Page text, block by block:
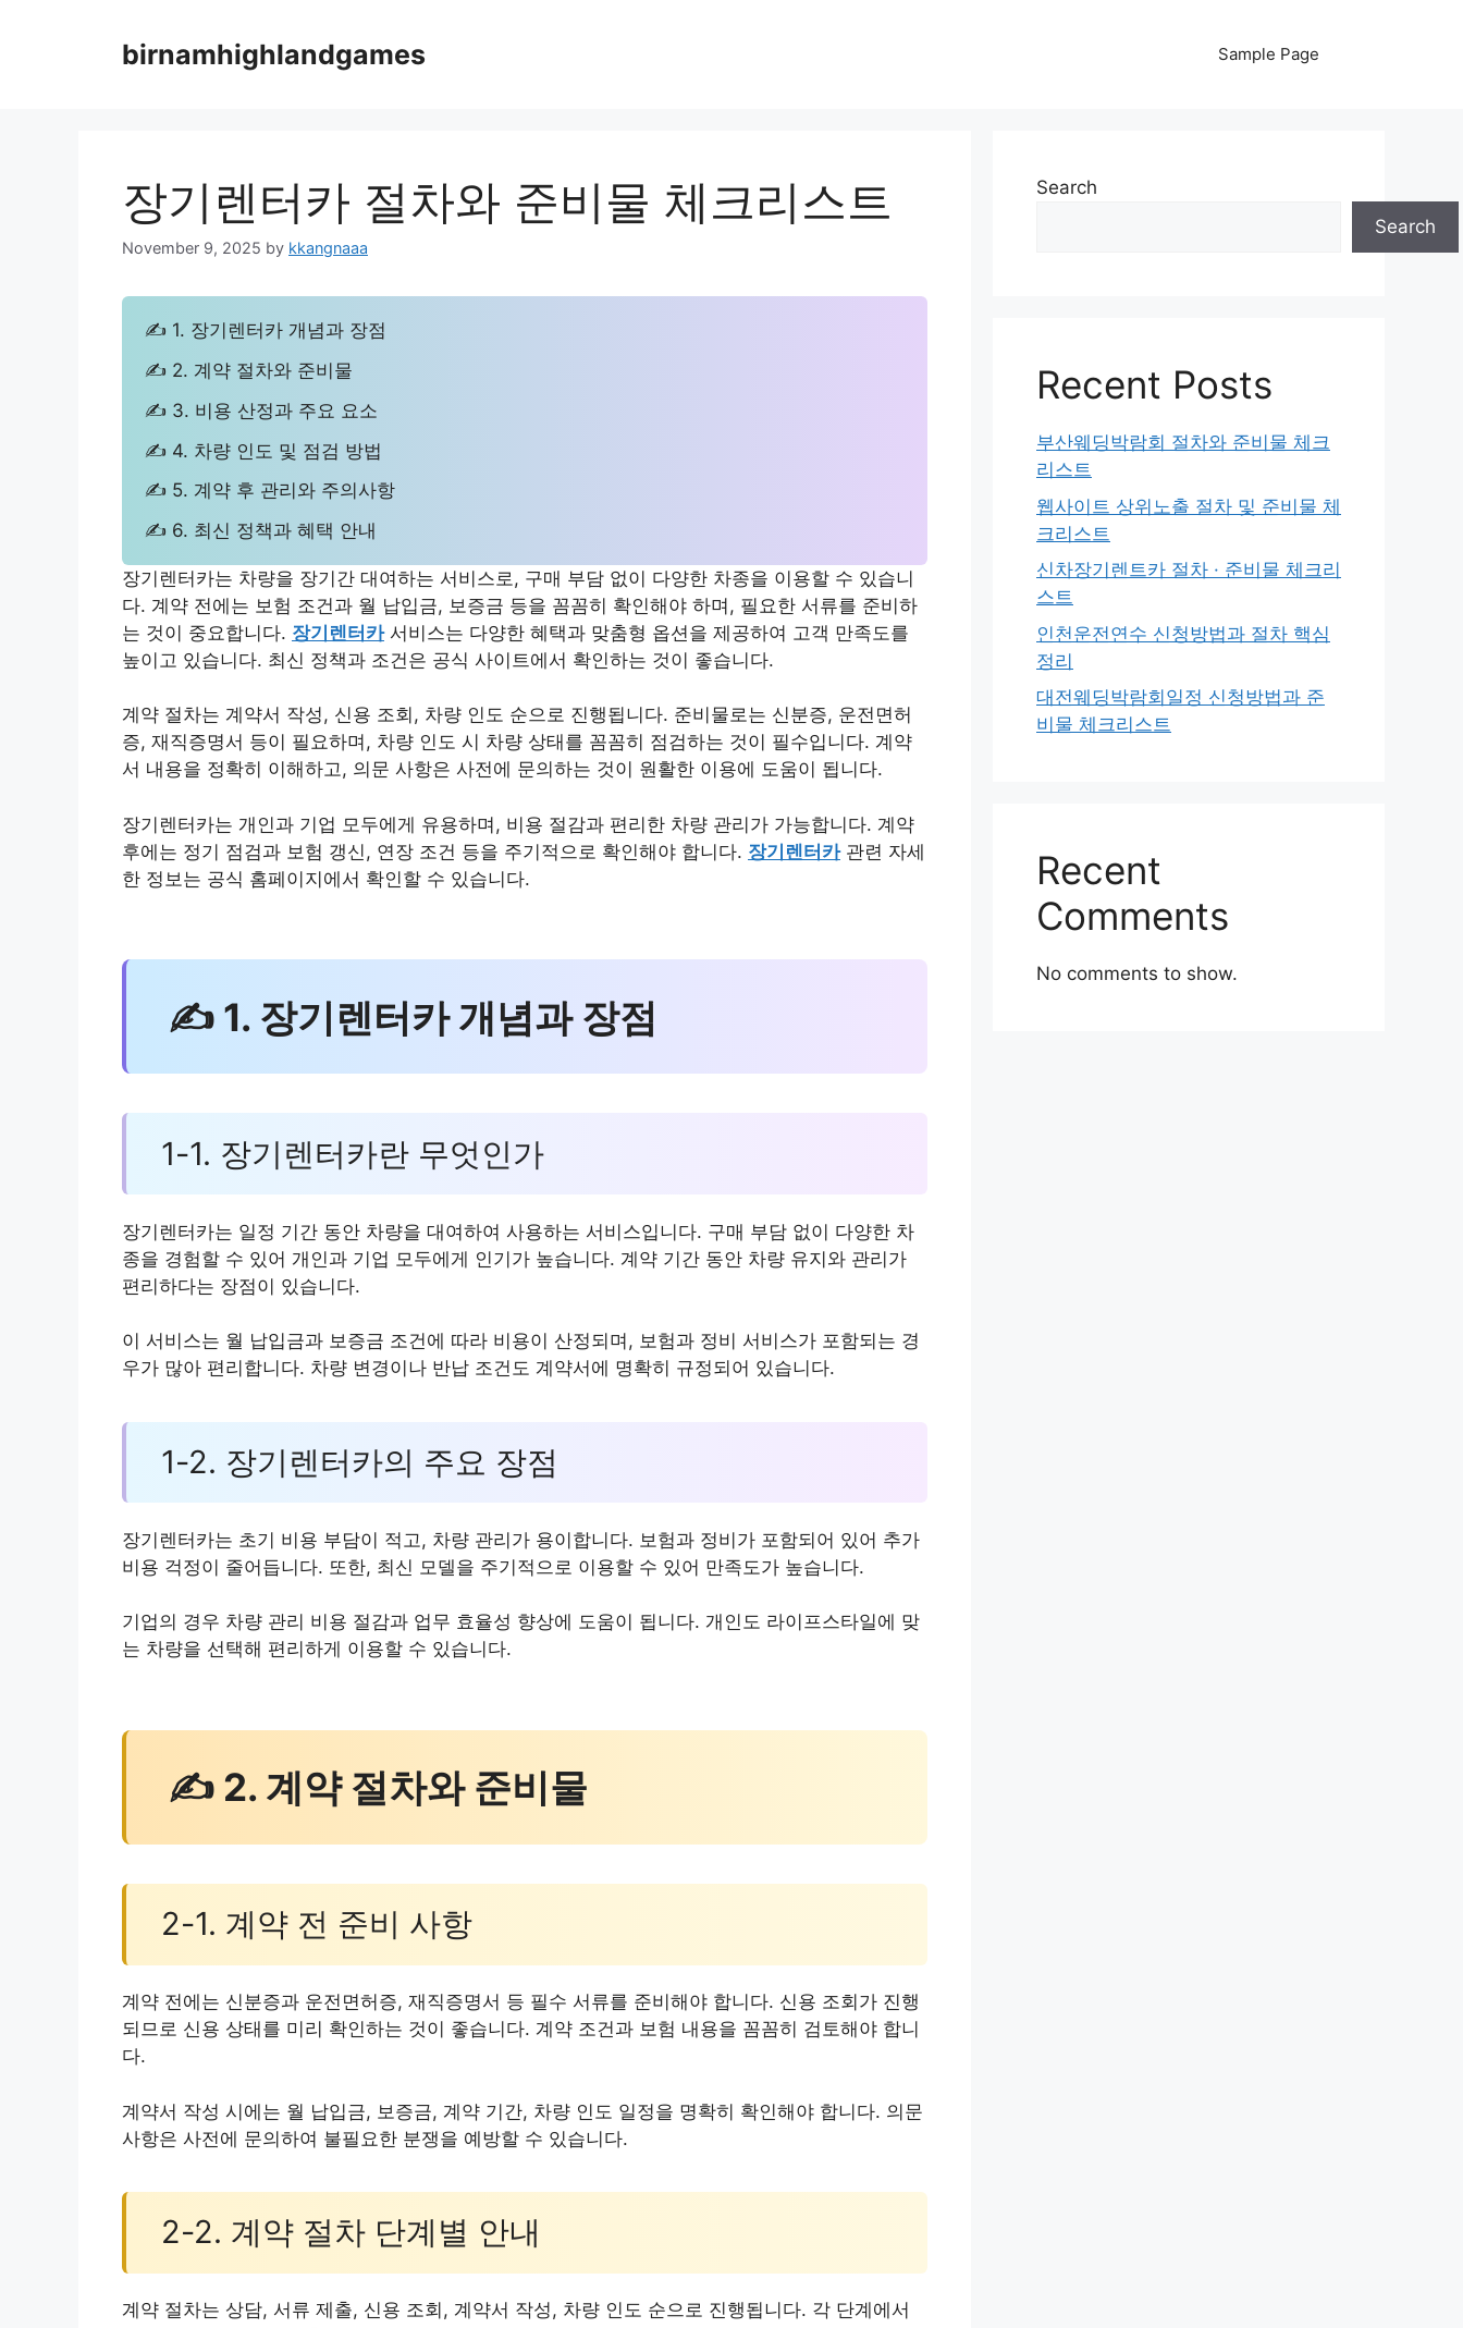
birnamhighlandgames Sample Page
장기렌터카 절차와 준비물 체크리스트
November 9, 2025 by kkangnaaa
✍ 1. 장기렌터카 개념과 장점
✍ 2. 계약 절차와 준비물
✍ 3. 비용 산정과 주요 요소
✍ 4. 차량 인도 및 점검 방법
✍ 5. 계약 후 관리와 주의사항
✍ 6. 최신 정책과 혜택 안내
장기렌터카는 차량을 장기간 대여하는 서비스로, 구매 부담 없이 다양한 차종을 이용할 수 있습니
다. 계약 전에는 보험 조건과 월 납입금, 보증금 등을 꼼꼼히 확인해야 하며, 필요한 서류를 준비하
는 것이 중요합니다. 장기렌터카서비스는 다양한 혜택과 맞춤형 옵션을 제공하여 고객 만족도를
높이고 있습니다. 최신 정책과 조건은 공식 사이트에서 확인하는 것이 좋습니다.
계약 절차는 계약서 작성, 신용 조회, 차량 인도 순으로 진행됩니다. 준비물로는 신분증, 운전면허
증, 재직증명서 등이 필요하며, 차량 인도 시 차량 상태를 꼼꼼히 점검하는 것이 필수입니다. 계약
서 내용을 정확히 이해하고, 의문 사항은 사전에 문의하는 것이 원활한 이용에 도움이 됩니다.
장기렌터카는 개인과 기업 모두에게 유용하며, 비용 절감과 편리한 차량 관리가 가능합니다. 계약
후에는 정기 점검과 보험 갱신, 연장 조건 등을 주기적으로 확인해야 합니다. 장기렌터카관련 자세
한 정보는 공식 홈페이지에서 확인할 수 있습니다.
✍ 1. 장기렌터카 개념과 장점
1-1. 장기렌터카란 무엇인가
장기렌터카는 일정 기간 동안 차량을 대여하여 사용하는 서비스입니다. 구매 부담 없이 다양한 차
종을 경험할 수 있어 개인과 기업 모두에게 인기가 높습니다. 계약 기간 동안 차량 유지와 관리가
편리하다는 장점이 있습니다.
이 서비스는 월 납입금과 보증금 조건에 따라 비용이 산정되며, 보험과 정비 서비스가 포함되는 경
우가 많아 편리합니다. 차량 변경이나 반납 조건도 계약서에 명확히 규정되어 있습니다.
1-2. 장기렌터카의 주요 장점
장기렌터카는 초기 비용 부담이 적고, 차량 관리가 용이합니다. 보험과 정비가 포함되어 있어 추가
비용 걱정이 줄어듭니다. 또한, 최신 모델을 주기적으로 이용할 수 있어 만족도가 높습니다.
기업의 경우 차량 관리 비용 절감과 업무 효율성 향상에 도움이 됩니다. 개인도 라이프스타일에 맞
는 차량을 선택해 편리하게 이용할 수 있습니다.
✍ 2. 계약 절차와 준비물
2-1. 계약 전 준비 사항
계약 전에는 신분증과 운전면허증, 재직증명서 등 필수 서류를 준비해야 합니다. 신용 조회가 진행
되므로 신용 상태를 미리 확인하는 것이 좋습니다. 계약 조건과 보험 내용을 꼼꼼히 검토해야 합니
다.
계약서 작성 시에는 월 납입금, 보증금, 계약 기간, 차량 인도 일정을 명확히 확인해야 합니다. 의문
사항은 사전에 문의하여 불필요한 분쟁을 예방할 수 있습니다.
2-2. 계약 절차 단계별 안내
계약 절차는 상담, 서류 제출, 신용 조회, 계약서 작성, 차량 인도 순으로 진행됩니다. 각 단계에서
Search
Search
Recent Posts
부산웨딩박람회 절차와 준비물 체크
리스트
웹사이트 상위노출 절차 및 준비물 체
크리스트
신차장기렌트카 절차 · 준비물 체크리
스트
인천운전연수 신청방법과 절차 핵심
정리
대전웨딩박람회일정 신청방법과 준
비물 체크리스트
Recent
Comments
No comments to show.